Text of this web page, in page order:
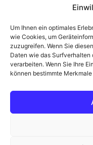
Um Ihnen ein optimales
wie Cookies, um
zuzugreifen. Wenn Sie
Daten wie das Surfverhalten
verarbeiten. Wenn Sie Ihre
können bestimmte
Kontakt / Anfahrt
FAQs
Newsletter
Rechtliches
AGB